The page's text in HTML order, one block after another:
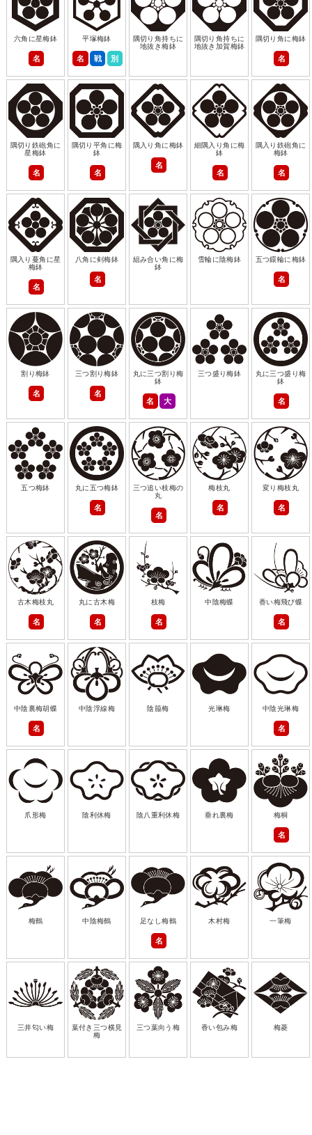
六角に星梅鉢
名
平塚梅鉢
名 戦 別
隅切り角持ちに
地抜き梅鉢
隅切り角持ちに
地抜き加賀梅鉢
隅切り角に梅鉢
名
隅切り鉄砲角に
星梅鉢
名
隅切り平角に梅
鉢
名
隅入り角に梅鉢
名
細隅入り角に梅
鉢
名
隅入り鉄砲角に
梅鉢
名
隅入り蔓角に星
梅鉢
名
八角に剣梅鉢
名
組み合い角に梅
鉢
雪輪に陰梅鉢 五つ鐶輪に梅鉢
名
割り梅鉢
名
三つ割り梅鉢
名
丸に三つ割り梅
鉢
名 大
三つ盛り梅鉢
丸に三つ盛り梅
鉢
名
五つ梅鉢 丸に五つ梅鉢
名
三つ追い枝梅の
丸
名
梅枝丸
名
変り梅枝丸
名
古木梅枝丸
名
丸に古木梅
名
枝梅
名
中陰梅蝶 香い梅飛び蝶
名
中陰裏梅胡蝶
名
中陰浮線梅 陰箙梅 光琳梅 中陰光琳梅
名
爪形梅 陰利休梅 陰八重利休梅 垂れ裏梅 梅桐
名
梅鶴 中陰梅鶴 足なし梅鶴
名
木村梅 一筆梅
三井匂い梅
葉付き三つ横見
梅
三つ葉向う梅 香い包み梅 梅菱